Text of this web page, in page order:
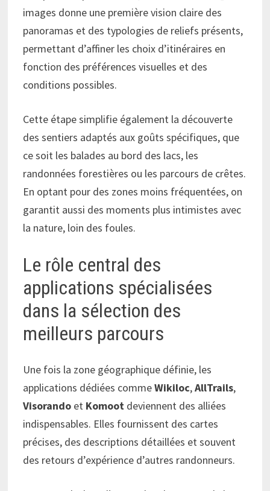
images donne une première vision claire des
panoramas et des typologies de reliefs présents,
permettant d’affiner les choix d’itinéraires en
fonction des préférences visuelles et des
conditions possibles.
Cette étape simplifie également la découverte
des sentiers adaptés aux goûts spécifiques, que
ce soit les balades au bord des lacs, les
randonnées forestières ou les parcours de crêtes.
En optant pour des zones moins fréquentées, on
garantit aussi des moments plus intimistes avec
la nature, loin des foules.
Le rôle central des
applications spécialisées
dans la sélection des
meilleurs parcours
Une fois la zone géographique définie, les
applications dédiées commeWikiloc,AllTrails,
Visorando et Komoot deviennent des alliées
indispensables. Elles fournissent des cartes
précises, des descriptions détaillées et souvent
des retours d’expérience d’autres randonneurs.